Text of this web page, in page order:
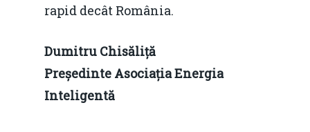
rapid decât România.
Dumitru Chisăliță
Președinte Asociația Energia
Inteligentă